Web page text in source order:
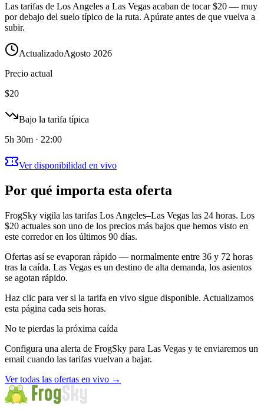
Las tarifas de Los Angeles a Las Vegas acaban de tocar $20 — muy
por debajo del suelo típico de la ruta. Apúrate antes de que vuelva a
subir.
ActualizadoAgosto 2026
Precio actual
$20
Bajo la tarifa típica
5h 30m · 22:00
Ver disponibilidad en vivo
Por qué importa esta oferta
FrogSky vigila las tarifas Los Angeles–Las Vegas las 24 horas. Los
$20 actuales son uno de los precios más bajos que hemos visto en
este corredor en los últimos 90 días.
Ofertas así se evaporan rápido — normalmente entre 36 y 72 horas
tras la caída. Las Vegas es un destino de alta demanda, los asientos
se agotan rápido.
Haz clic para ver si la tarifa en vivo sigue disponible. Actualizamos
esta página cada seis horas.
No te pierdas la próxima caída
Configura una alerta de FrogSky para Las Vegas y te enviaremos un
email cuando las tarifas vuelvan a bajar.
Ver todas las ofertas en vivo →